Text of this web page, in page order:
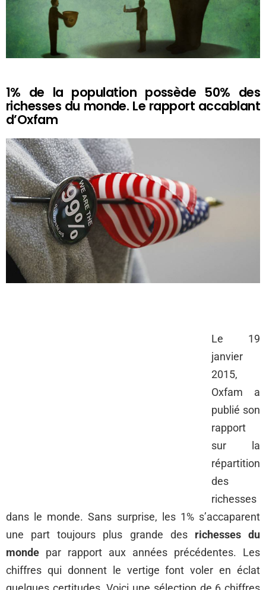
1% de la population possède 50% des
richesses du monde. Le rapport accablant
d’Oxfam
Le 19
janvier
2015,
Oxfam a
publié son
rapport
sur la
répartition
des
richesses
dans le monde. Sans surprise, les 1% s’accaparent
une part toujours plus grande des richesses du
monde par rapport aux années précédentes. Les
chiffres qui donnent le vertige font voler en éclat